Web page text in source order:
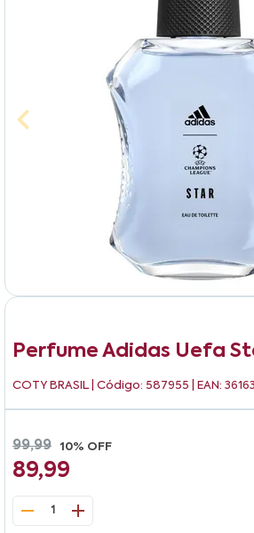
Perfume Adidas Uefa
COTY BRASIL | Código: 587955 | EAN:
99,99 10% OFF
89,99
1